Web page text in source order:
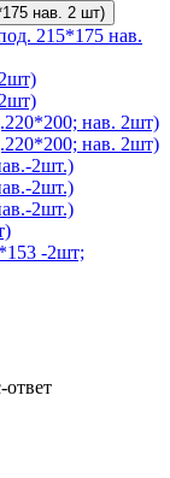
нав. 2 шт)
215*175 нав.
нав. 2шт)
нав. 2шт)
2шт.)
2шт.)
2шт.)
-2шт;